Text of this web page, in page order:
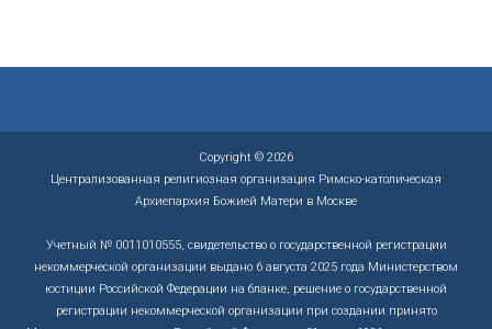
Copyright © 2026
Централизованная религиозная организация Римско-католическая
Архиепархия Божией Матери в Москве
Учетный № 0011010555, свидетельство о государственной регистрации
некоммерческой организации выдано 6 августа 2025 года Министерством
юстиции Российской Федерации на бланке, решение о государственной
регистрации некоммерческой организации при создании принято